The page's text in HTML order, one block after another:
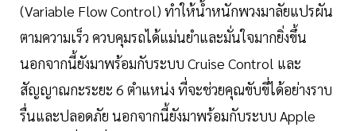
(Variable Flow Control) ทำให้น้ำหนักพวงมาลัยแปรผัน
ตามความเร็ว ควบคุมรถได้แม่นยำและมั่นใจมากยิ่งขึ้น
นอกจากนี้ยังมาพร้อมกับระบบ Cruise Control และ
สัญญาณกะระยะ 6 ตำแหน่ง ที่จะช่วยคุณขับขี่ได้อย่างราบ
รื่นและปลอดภัย นอกจากนี้ยังมาพร้อมกับระบบ Apple